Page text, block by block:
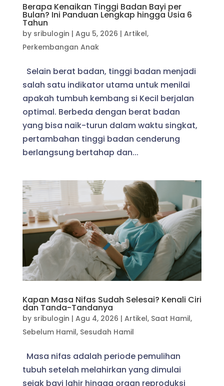
Berapa Kenaikan Tinggi Badan Bayi per
Bulan? Ini Panduan Lengkap hingga Usia 6
Tahun
by sribulogin | Agu 5, 2026 | Artikel,
Perkembangan Anak
Selain berat badan, tinggi badan menjadi
salah satu indikator utama untuk menilai
apakah tumbuh kembang si Kecil berjalan
optimal. Berbeda dengan berat badan
yang bisa naik-turun dalam waktu singkat,
pertambahan tinggi badan cenderung
berlangsung bertahap dan...
Kapan Masa Nifas Sudah Selesai? Kenali Ciri
dan Tanda-Tandanya
by sribulogin | Agu 4, 2026 | Artikel, Saat Hamil,
Sebelum Hamil, Sesudah Hamil
Masa nifas adalah periode pemulihan
tubuh setelah melahirkan yang dimulai
sejak bayi lahir hingga organ reproduksi